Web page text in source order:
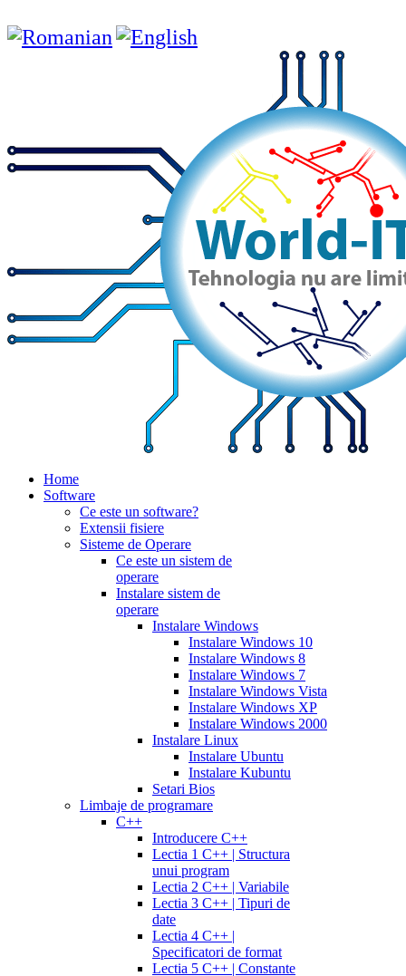
Home
Software
Ce este un software?
Extensii fisiere
Sisteme de Operare
Ce este un sistem de
operare
Instalare sistem de
operare
Instalare Windows
Instalare Windows 10
Instalare Windows 8
Instalare Windows 7
Instalare Windows Vista
Instalare Windows XP
Instalare Windows 2000
Instalare Linux
Instalare Ubuntu
Instalare Kubuntu
Setari Bios
Limbaje de programare
C++
Introducere C++
Lectia 1 C++ | Structura
unui program
Lectia 2 C++ | Variabile
Lectia 3 C++ | Tipuri de
date
Lectia 4 C++ |
Specificatori de format
Lectia 5 C++ | Constante